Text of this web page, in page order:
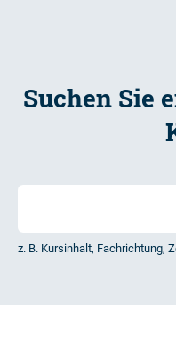
Suchen Sie
z. B. Kursinhalt, Fachrichtung,